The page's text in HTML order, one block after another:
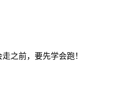
之前，要先学会跑！